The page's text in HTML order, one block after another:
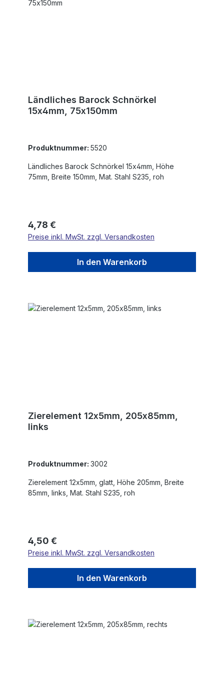
Ländliches Barock Schnörkel
15x4mm, 75x150mm
Produktnummer: 5520
Ländliches Barock Schnörkel 15x4mm, Höhe
75mm, Breite 150mm, Mat. Stahl S235, roh
Regulärer Preis:
4,78 €
Preise inkl. MwSt. zzgl. Versandkosten
In den Warenkorb
Zierelement 12x5mm, 205x85mm,
links
Produktnummer: 3002
Zierelement 12x5mm, glatt, Höhe 205mm, Breite
85mm, links, Mat. Stahl S235, roh
Regulärer Preis:
4,50 €
Preise inkl. MwSt. zzgl. Versandkosten
In den Warenkorb